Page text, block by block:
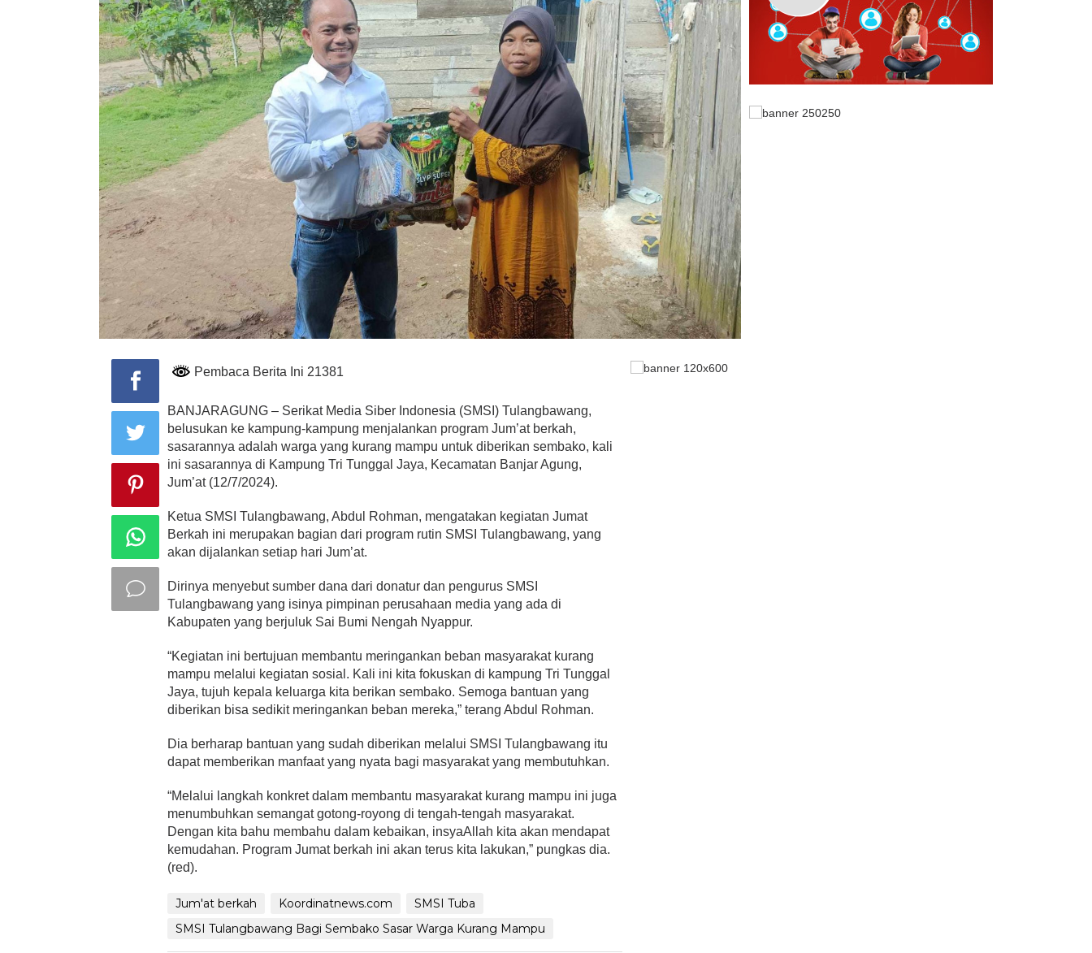
Pembaca Berita Ini 21381
BANJARAGUNG – Serikat Media Siber Indonesia (SMSI) Tulangbawang,
belusukan ke kampung-kampung menjalankan program Jum’at berkah,
sasarannya adalah warga yang kurang mampu untuk diberikan sembako, kali
ini sasarannya di Kampung Tri Tunggal Jaya, Kecamatan Banjar Agung,
Jum’at (12/7/2024).
Ketua SMSI Tulangbawang, Abdul Rohman, mengatakan kegiatan Jumat
Berkah ini merupakan bagian dari program rutin SMSI Tulangbawang, yang
akan dijalankan setiap hari Jum’at.
Dirinya menyebut sumber dana dari donatur dan pengurus SMSI
Tulangbawang yang isinya pimpinan perusahaan media yang ada di
Kabupaten yang berjuluk Sai Bumi Nengah Nyappur.
“Kegiatan ini bertujuan membantu meringankan beban masyarakat kurang
mampu melalui kegiatan sosial. Kali ini kita fokuskan di kampung Tri Tunggal
Jaya, tujuh kepala keluarga kita berikan sembako. Semoga bantuan yang
diberikan bisa sedikit meringankan beban mereka,” terang Abdul Rohman.
Dia berharap bantuan yang sudah diberikan melalui SMSI Tulangbawang itu
dapat memberikan manfaat yang nyata bagi masyarakat yang membutuhkan.
“Melalui langkah konkret dalam membantu masyarakat kurang mampu ini juga
menumbuhkan semangat gotong-royong di tengah-tengah masyarakat.
Dengan kita bahu membahu dalam kebaikan, insyaAllah kita akan mendapat
kemudahan. Program Jumat berkah ini akan terus kita lakukan,” pungkas dia.
(red).
Jum'at berkah Koordinatnews.com
SMSI Tuba
SMSI Tulangbawang Bagi Sembako Sasar Warga Kurang Mampu